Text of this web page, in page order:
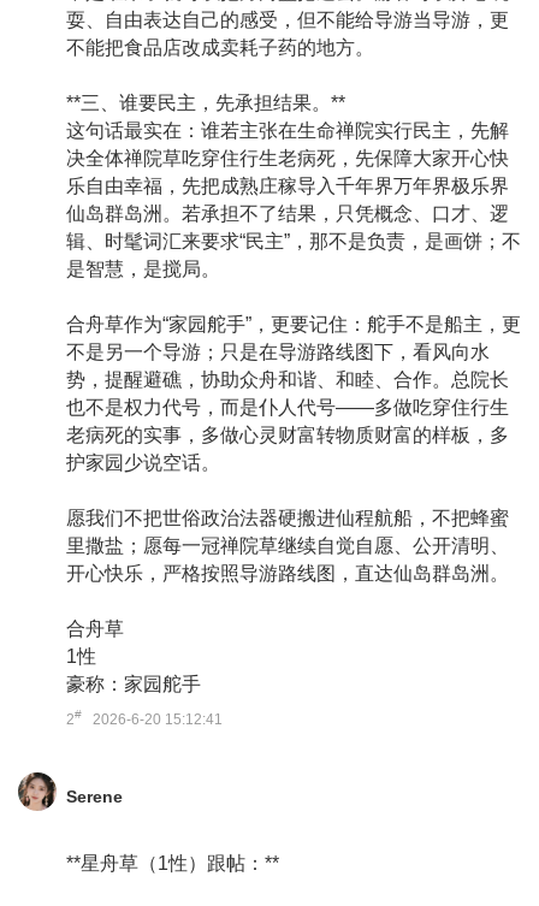
耍、自由表达自己的感受，但不能给导游当导游，更
不能把食品店改成卖耗子药的地方。
**三、谁要民主，先承担结果。**
这句话最实在：谁若主张在生命禅院实行民主，先解
决全体禅院草吃穿住行生老病死，先保障大家开心快
乐自由幸福，先把成熟庄稼导入千年界万年界极乐界
仙岛群岛洲。若承担不了结果，只凭概念、口才、逻
辑、时髦词汇来要求“民主”，那不是负责，是画饼；不
是智慧，是搅局。
合舟草作为“家园舵手”，更要记住：舵手不是船主，更
不是另一个导游；只是在导游路线图下，看风向水
势，提醒避礁，协助众舟和谐、和睦、合作。总院长
也不是权力代号，而是仆人代号——多做吃穿住行生
老病死的实事，多做心灵财富转物质财富的样板，多
护家园少说空话。
愿我们不把世俗政治法器硬搬进仙程航船，不把蜂蜜
里撒盐；愿每一冠禅院草继续自觉自愿、公开清明、
开心快乐，严格按照导游路线图，直达仙岛群岛洲。
合舟草
1性
豪称：家园舵手
2# 2026-6-20 15:12:41
Serene
**星舟草（1性）跟帖：**